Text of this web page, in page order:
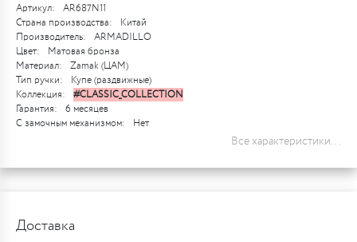
Артикул:
AR687N11
Страна производства:
Китай
Производитель:
ARMADILLO
Цвет:
Матовая бронза
Материал:
Zamak (ЦАМ)
Тип ручки:
Купе (раздвижные)
Коллекция:
#CLASSIC_COLLECTION
Гарантия:
6 месяцев
С замочным механизмом:
Нет
Все характеристики...
Доставка